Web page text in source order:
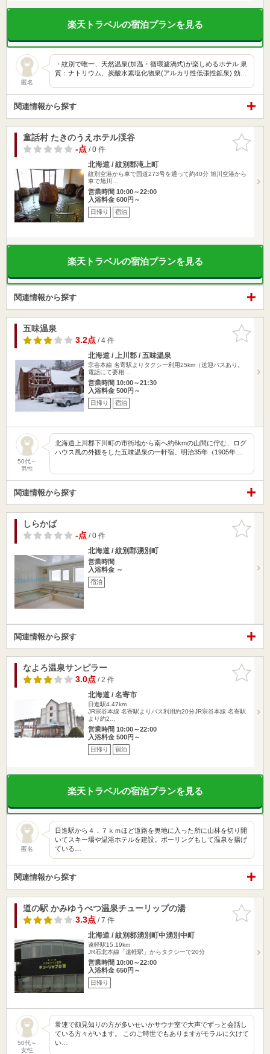
楽天トラベルの宿泊プランを見る
匿名
・紋別で唯一、天然温泉(加温・循環濾渦式)が楽しめるホテル 泉
質：ナトリウム、炭酸水素塩化物泉(アルカリ性低張性鉱泉) 効…
関連情報から探す
お気に入
りに追加
童話村 たきのうえホテル渓谷
-点/ 0 件
北海道 / 紋別郡滝上町
紋別空港から車で国道273号を通って約40分 旭川空港から
車で旭川…
営業時間 10:00～22:00
入浴料金 600円～
日帰り 宿泊
楽天トラベルの宿泊プランを見る
関連情報から探す
お気に入
りに追加
五味温泉
3.2点/ 4 件
北海道 / 上川郡 / 五味温泉
宗谷本線 名寄駅よりタクシー利用25km（送迎バスあり。
電話にて要相…
営業時間 10:00～21:30
入浴料金 500円～
日帰り 宿泊
50代～
男性
北海道上川郡下川町の市街地から南へ約6kmの山間に佇む、ログ
ハウス風の外観をした五味温泉の一軒宿。明治35年（1905年…
関連情報から探す
お気に入
りに追加
しらかば
-点/ 0 件
北海道 / 紋別郡湧別町
営業時間
入浴料金 ～
宿泊
関連情報から探す
お気に入
りに追加
なよろ温泉サンピラー
3.0点/ 2 件
北海道 / 名寄市
日進駅4.47km
JR宗谷本線 名寄駅よりバス利用約20分JR宗谷本線 名寄駅
より約2…
営業時間 10:00～22:00
入浴料金 500円～
日帰り 宿泊
楽天トラベルの宿泊プランを見る
匿名
日進駅から４．７ｋｍほど道路を奥地に入った所に山林を切り開
いてスキー場や温浴ホテルを建設。ボーリングもして温泉を揚げ
ている…
関連情報から探す
お気に入
りに追加
道の駅 かみゆうべつ温泉チューリップの湯
3.3点/ 7 件
北海道 / 紋別郡湧別町中湧別中町
遠軽駅15.19km
JR石北本線「遠軽駅」からタクシーで20分
営業時間 10:00～22:00
入浴料金 650円～
日帰り
50代～
女性
常連で顔見知りの方が多いせいかサウナ室で大声でずっと会話し
ている方々がいます。 このご時世でもありますがモラルに欠けて
い…